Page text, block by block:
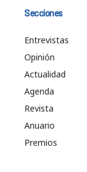
Secciones
Entrevistas
Opinión
Actualidad
Agenda
Revista
Anuario
Premios